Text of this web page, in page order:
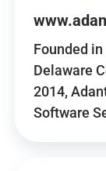
Founded
Delaware
2014,
Software